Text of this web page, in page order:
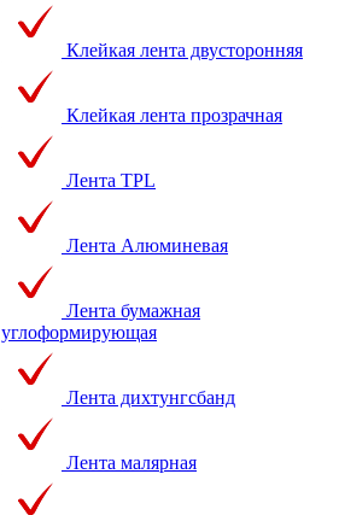
Клейкая лента двусторонняя
Клейкая лента прозрачная
Лента TPL
Лента Алюминевая
Лента бумажная
углоформирующая
Лента дихтунгсбанд
Лента малярная